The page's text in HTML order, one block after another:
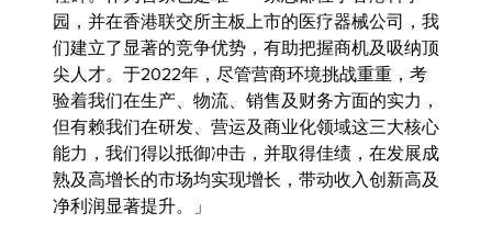
园，并在香港联交所主板上市的医疗器械公司，我
们建立了显著的竞争优势，有助把握商机及吸纳顶
尖人才。于2022年，尽管营商环境挑战重重，考
验着我们在生产、物流、销售及财务方面的实力，
但有赖我们在研发、营运及商业化领域这三大核心
能力，我们得以抵御冲击，并取得佳绩，在发展成
熟及高增长的市场均实现增长，带动收入创新高及
净利润显著提升。」